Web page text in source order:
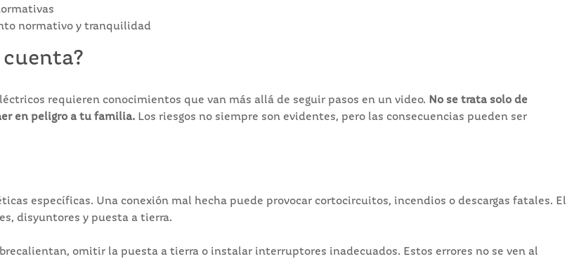
normativo y tranquilidad
requieren conocimientos que van más allá de seguir pasos en un video. No se trata solo de
en peligro a tu familia. Los riesgos no siempre son evidentes, pero las consecuencias pueden ser
específicas. Una conexión mal hecha puede provocar cortocircuitos, incendios o descargas fatales. El
disyuntores y puesta a tierra.
omitir la puesta a tierra o instalar interruptores inadecuados. Estos errores no se ven al